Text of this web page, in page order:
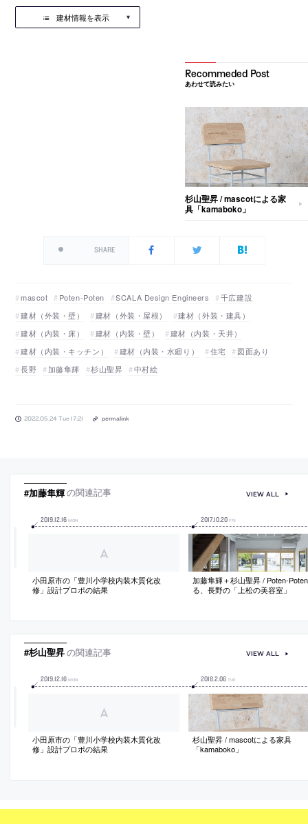
建材情報を表示
あわせて読みたい
杉山聖昇 / mascotによる家
具「kamaboko」
SHARE
mascot Poten-Poten SCALA Design Engineers
千広建設
建材（外装・壁）
建材（外装・屋根）
建材（外装・建具）
建材（内装・床）
建材（内装・壁）
建材（内装・天井）
建材（内装・キッチン）
建材（内装・水廻り） 住宅
図面あり
長野
加藤隼輝 杉山聖昇 中村絵
2022.05.24 Tue 17:21 permalink
#加藤隼輝の関連記事
2019.12.16 MON
小田原市の「豊川小学校内装木質化改
修」設計プロポの結果
2017.10.20 FRI
加藤隼輝＋杉山聖昇 / Poten-
る、長野の「上松の美容室」
VIEW ALL
#杉山聖昇の関連記事
2019.12.16 MON
小田原市の「豊川小学校内装木質化改
修」設計プロポの結果
2018.2.06 TUE
杉山聖昇 / mascotによる家具
「kamaboko」
VIEW ALL